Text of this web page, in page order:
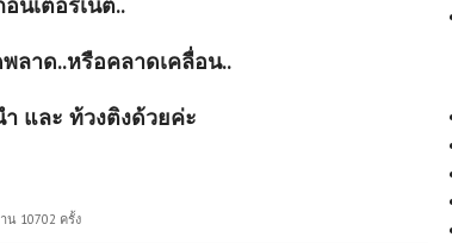
นเตอร์เน๊ต..
ลาด..หรือคลาดเคลื่อน..
และ ท้วงติงด้วยค่ะ
น 10702 ครั้ง